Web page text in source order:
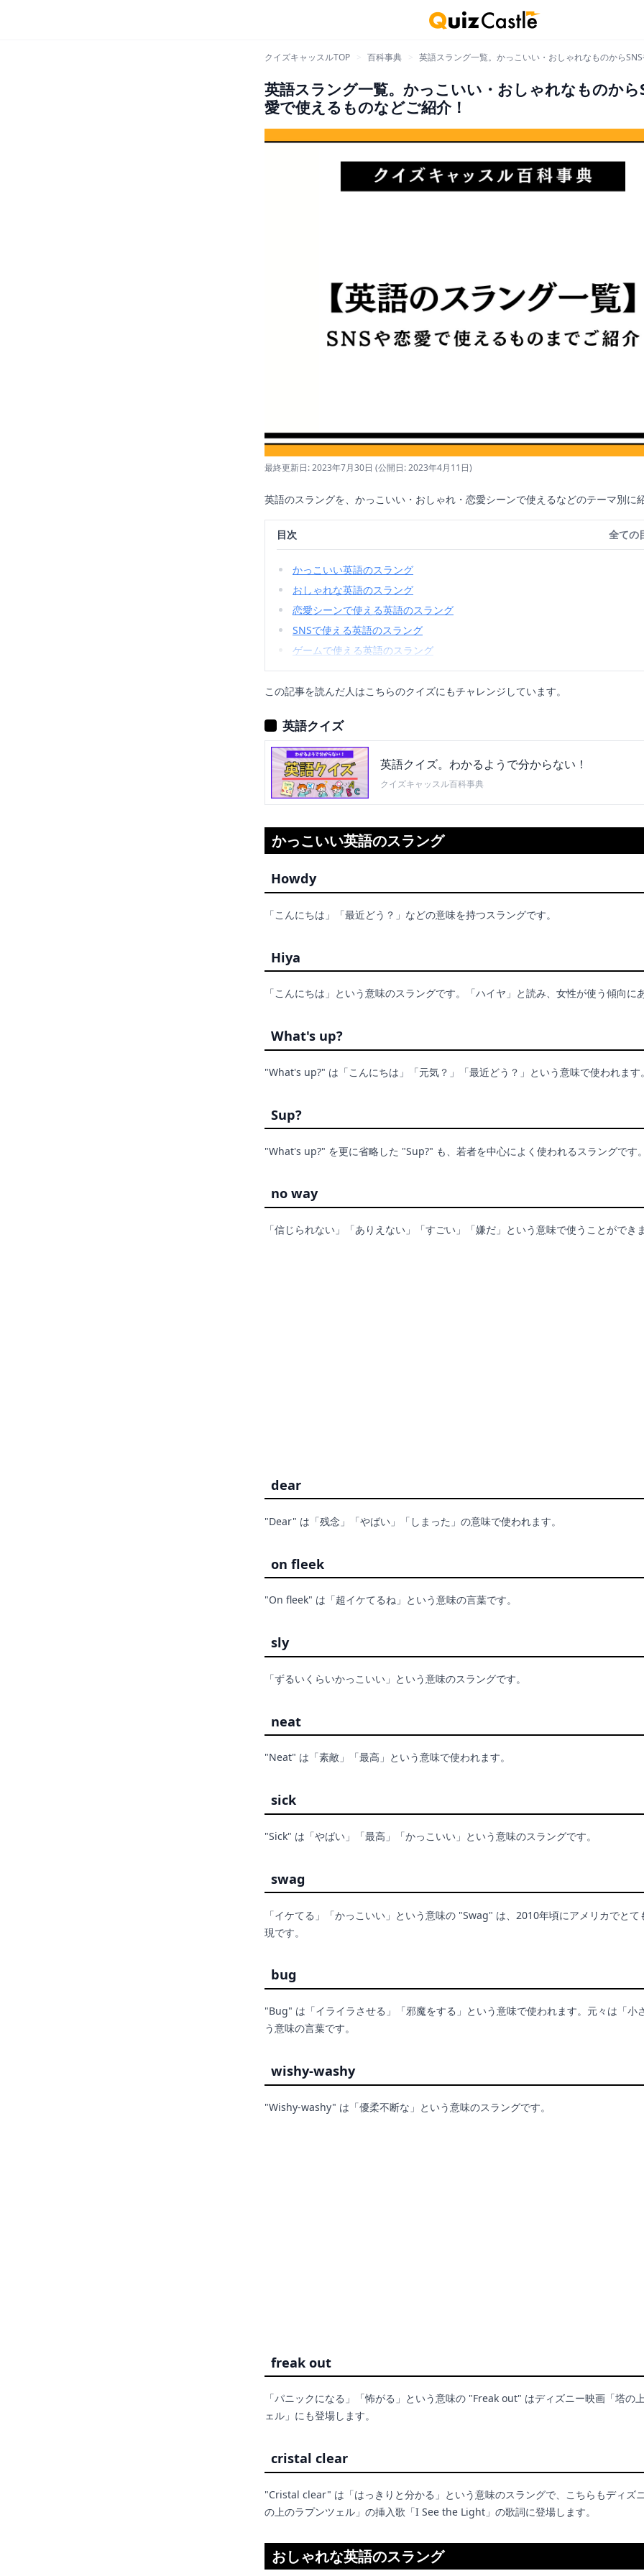
クイズキャッスルTOP 百科事典 英語スラング一覧。かっこいい・おしゃれなものから
英語スラング一覧。かっこいい・おしゃれなものから
愛で使えるものなどご紹介！
最終更新日: 2023年7月30日 (公開日: 2023年4月11日)
英語のスラングを、かっこいい・おしゃれ・恋愛シーンで使えるなどのテーマ別に
目次
かっこいい英語のスラング
おしゃれな英語のスラング
恋愛シーンで使える英語のスラング
SNSで使える英語のスラング
ゲームで使える英語のスラング
全ての
この記事を読んだ人はこちらのクイズにもチャレンジしています。
英語クイズ
英語クイズ。わかるようで分からない！
クイズキャッスル百科事典
かっこいい英語のスラング
Howdy
「こんにちは」「最近どう？」などの意味を持つスラングです。
Hiya
「こんにちは」という意味のスラングです。「ハイヤ」と読み、女性が使う傾向に
What's up?
"What's up?" は「こんにちは」「元気？」「最近どう？」という意味で使われます。
Sup?
"What's up?" を更に省略した "Sup?" も、若者を中心によく使われるスラングです。
no way
「信じられない」「ありえない」「すごい」「嫌だ」という意味で使うことができま
dear
"Dear" は「残念」「やばい」「しまった」の意味で使われます。
on fleek
"On fleek" は「超イケてるね」という意味の言葉です。
sly
「ずるいくらいかっこいい」という意味のスラングです。
neat
"Neat" は「素敵」「最高」という意味で使われます。
sick
"Sick" は「やばい」「最高」「かっこいい」という意味のスラングです。
swag
「イケてる」「かっこいい」という意味の "Swag" は、2010年頃にアメリカでとて
現です。
bug
"Bug" は「イライラさせる」「邪魔をする」という意味で使われます。元々は「小
う意味の言葉です。
wishy-washy
"Wishy-washy" は「優柔不断な」という意味のスラングです。
freak out
「パニックになる」「怖がる」という意味の "Freak out" はディズニー映画「塔の
ェル」にも登場します。
cristal clear
"Cristal clear" は「はっきりと分かる」という意味のスラングで、こちらもディズ
の上のラプンツェル」の挿入歌「I See the Light」の歌詞に登場します。
おしゃれな英語のスラング